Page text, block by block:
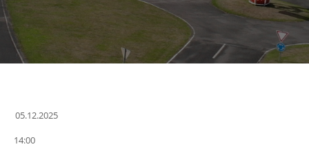
05.12.2025
wählen.
14:00